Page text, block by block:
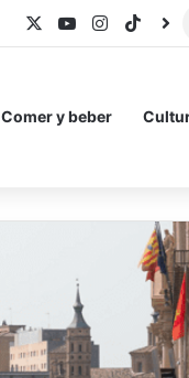
YouTubeInstagram
TikTok
Comer y beber